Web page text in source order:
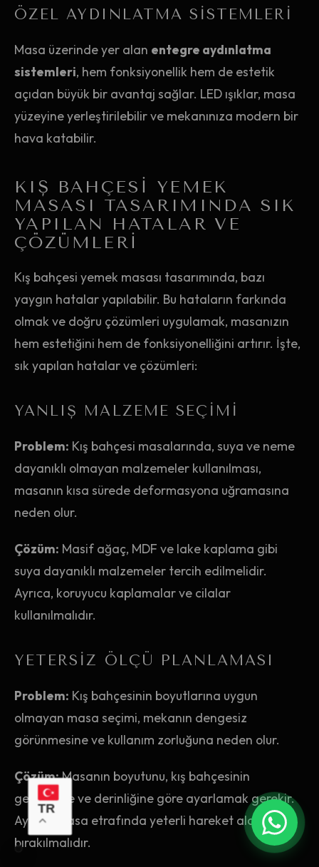
ÖZEL AYDINLATMA SISTEMLERI
Masa üzerinde yer alan entegre aydınlatma
sistemleri, hem fonksiyonellik hem de estetik
açıdan büyük bir avantaj sağlar. LED ışıklar, masa
yüzeyine yerleştirilebilir ve mekanınıza modern bir
hava katabilir.
KIŞ BAHÇESI YEMEK
MASASI TASARIMINDA SIK
YAPILAN HATALAR VE
ÇÖZÜMLERI
Kış bahçesi yemek masası tasarımında, bazı
yaygın hatalar yapılabilir. Bu hataların farkında
olmak ve doğru çözümleri uygulamak, masanızın
hem estetiğini hem de fonksiyonelliğini artırır. İşte,
sık yapılan hatalar ve çözümleri:
YANLIŞ MALZEME SEÇIMI
Problem: Kış bahçesi masalarında, suya ve neme
dayanıklı olmayan malzemeler kullanılması,
masanın kısa sürede deformasyona uğramasına
neden olur.
Çözüm: Masif ağaç, MDF ve lake kaplama gibi
suya dayanıklı malzemeler tercih edilmelidir.
Ayrıca, koruyucu kaplamalar ve cilalar
kullanılmalıdır.
YETERSIZ ÖLÇÜ PLANLAMASI
Problem: Kış bahçesinin boyutlarına uygun
olmayan masa seçimi, mekanın dengesiz
görünmesine ve kullanım zorluğuna neden olur.
Çözüm:Masanın boyutunu, kış bahçesinin
genişliğine ve derinliğine göre ayarlamak gerekir.
Ayrıca, masa etrafında yeterli hareket alanı
bırakılmalıdır.
TR